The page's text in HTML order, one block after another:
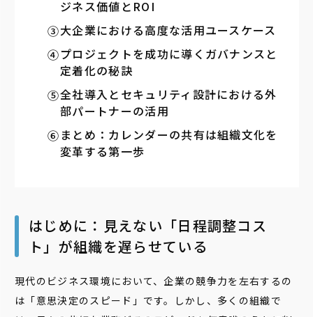
ジネス価値とROI
大企業における高度な活用ユースケース
プロジェクトを成功に導くガバナンスと
定着化の秘訣
全社導入とセキュリティ設計における外
部パートナーの活用
まとめ：カレンダーの共有は組織文化を
変革する第一歩
はじめに：見えない「日程調整コス
ト」が組織を遅らせている
現代のビジネス環境において、企業の競争力を左右するの
は「意思決定のスピード」です。しかし、多くの組織で